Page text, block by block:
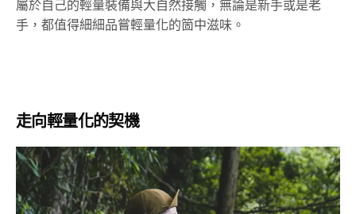
屬於自己的輕量裝備與大自然接觸，無論是新手或是老
手，都值得細細品嘗輕量化的箇中滋味。
走向輕量化的契機